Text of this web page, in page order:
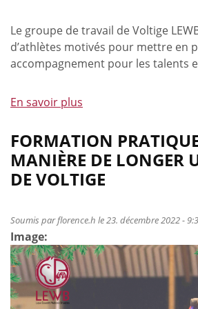
Le groupe de travail de Voltige
d’athlètes motivés pour mettre en
accompagnement pour les talents
En savoir plus
de
Détection
des
talents
voltige
FORMATION
MANIÈRE DE LONGER
DE VOLTIGE
Soumis parflorence.h le 23. décembre 2022 -
Image: